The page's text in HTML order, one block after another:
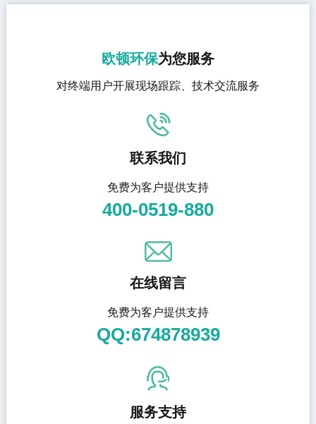
欧顿环保为您服务
对终端用户开展现场跟踪、技术交流服务
联系我们
免费为客户提供支持
400-0519-880
在线留言
免费为客户提供支持
QQ:674878939
服务支持